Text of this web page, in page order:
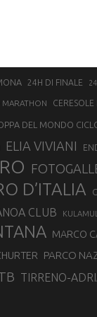
24H DI FINALE
CERESOLE
DEL MONDO
ELIA VIVIANI
D’ITALIA
CLUB
MARCO
PARCO
TIRRENO-